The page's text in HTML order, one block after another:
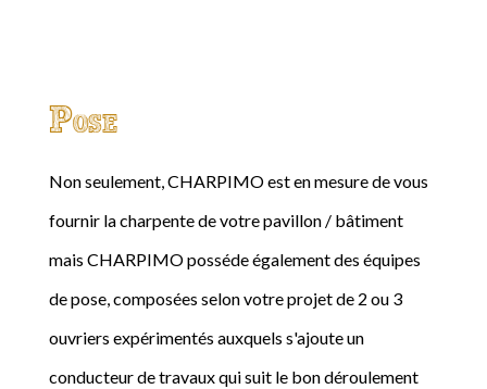
Pose
Non seulement, CHARPIMO est en mesure de vous
fournir la charpente de votre pavillon / bâtiment
mais CHARPIMO posséde également des équipes
de pose, composées selon votre projet de 2 ou 3
ouvriers expérimentés auxquels s'ajoute un
conducteur de travaux qui suit le bon déroulement